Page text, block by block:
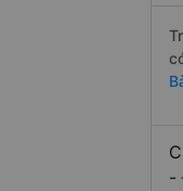
-